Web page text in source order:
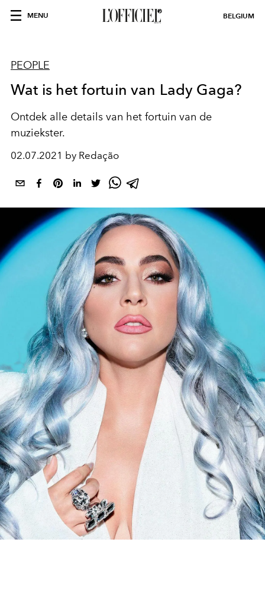
MENU BELGIUM
PEOPLE
Wat is het fortuin van Lady Gaga?
Ontdek alle details van het fortuin van de
muziekster.
02.07.2021 by Redação